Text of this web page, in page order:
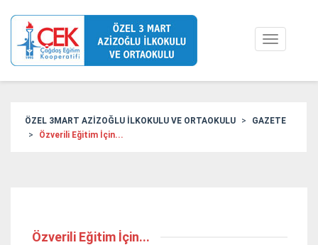
Toggle
navigation
ÖZEL 3MART AZİZOĞLU İLKOKULU VE ORTAOKULU
GAZETE
Özverili Eğitim İçin...
Özverili Eğitim İçin...